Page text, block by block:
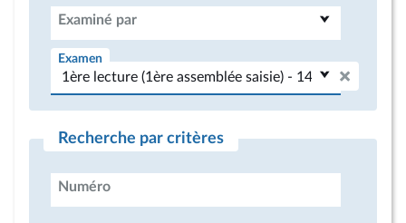
Examiné par
Examen
Recherche par critères
Numéro